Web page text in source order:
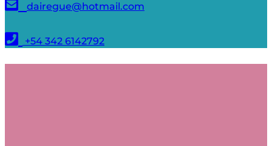
dairegue@hotmail.com
+54 342 6142792